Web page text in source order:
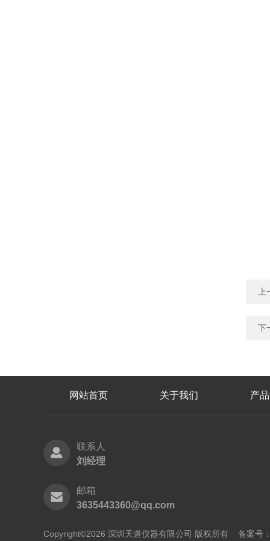
下
网站首页 关于我们 产
联系人
刘经理
邮箱
3635443360@qq.com
Copyright©2026 深圳天道仪器有限公司 版权所有 备案号